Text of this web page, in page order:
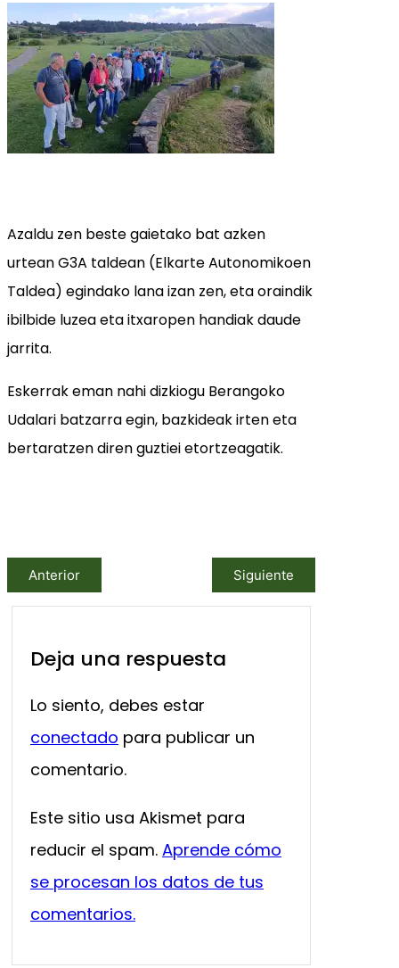
Azaldu zen beste gaietako bat azken
urtean G3A taldean (Elkarte Autonomikoen
Taldea) egindako lana izan zen, eta oraindik
ibilbide luzea eta itxaropen handiak daude
jarrita.
Eskerrak eman nahi dizkiogu Berangoko
Udalari batzarra egin, bazkideak irten eta
bertaratzen diren guztiei etortzeagatik.
Anterior Siguiente
Deja una respuesta
Lo siento, debes estar
conectado para publicar un
comentario.
Este sitio usa Akismet para
reducir el spam. Aprende cómo
se procesan los datos de tus
comentarios.